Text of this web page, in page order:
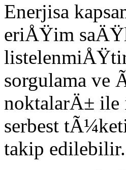
Enerjisa
eriÅŸim
sorgulama ve
noktalarÄ±
serbest
takip edilebilir.